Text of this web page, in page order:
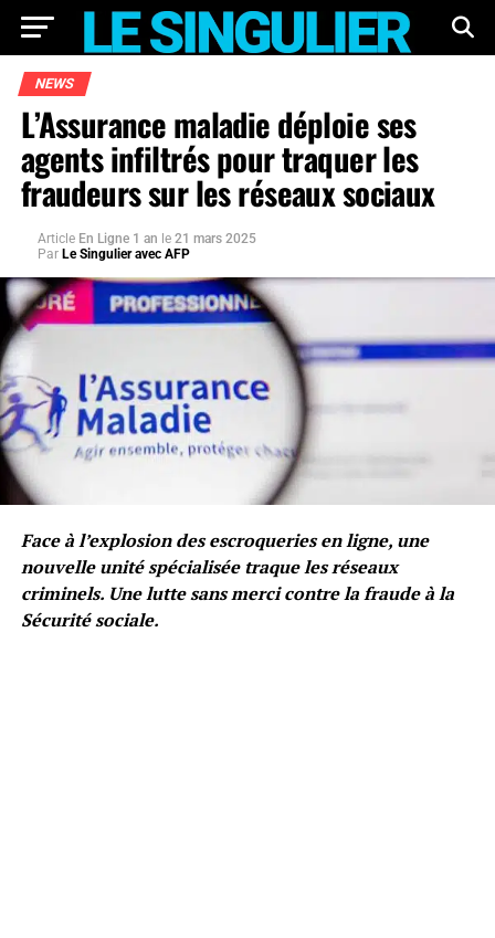
NEWS
L’Assurance maladie déploie ses
agents infiltrés pour traquer les
fraudeurs sur les réseaux sociaux
Article En Ligne 1 an le 21 mars 2025
Par Le Singulier avec AFP
Face à l’explosion des escroqueries en ligne, une
nouvelle unité spécialisée traque les réseaux
criminels. Une lutte sans merci contre la fraude à la
Sécurité sociale.